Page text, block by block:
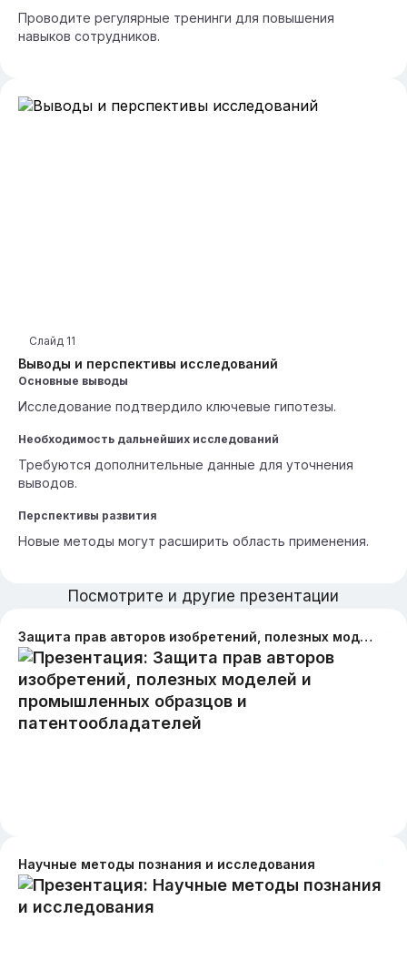
Проводите регулярные тренинги для повышения
навыков сотрудников.
Выводы и перспективы исследований
Слайд 11
Основные выводы
Исследование подтвердило ключевые гипотезы.
Необходимость дальнейших исследований
Требуются дополнительные данные для уточнения
выводов.
Перспективы развития
Новые методы могут расширить область применения.
Посмотрите и другие презентации
Защита прав авторов изобретений, полезных моделей и промышленных образцов и патентообладателей
Научные методы познания и исследования